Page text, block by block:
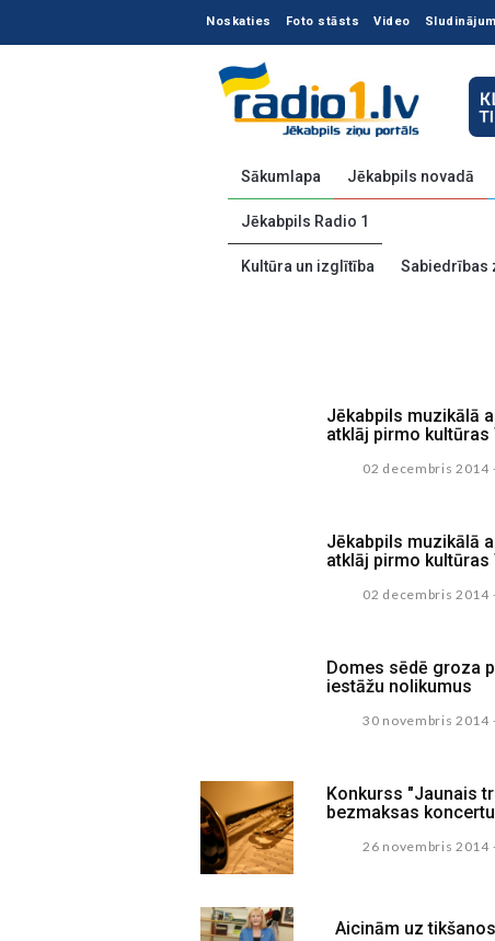
Noskaties Foto stāsts Video
Sākumlapa Jēkabpils novadā
Jēkabpils Radio 1
Kultūra un izglītība Sabiedrības
Jēkabpils muzikālā
atklāj pirmo kultūras
02 decembris 2014
Jēkabpils muzikālā
atklāj pirmo kultūras
02 decembris 2014
Domes sēdē groza
iestāžu nolikumus
30 novembris 2014
Konkurss "Jaunais
bezmaksas koncertu
26 novembris 2014
Aicinām uz